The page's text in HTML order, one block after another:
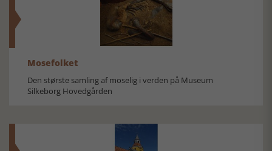
Mosefolket
Den største samling af moselig i verden på Museum
Silkeborg Hovedgården